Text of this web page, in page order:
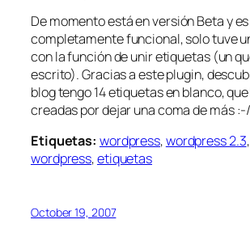
De momento está en versión Beta y
completamente funcional, solo tuve
con la función de unir etiquetas (un
escrito). Gracias a este plugin,
blog tengo 14 etiquetas en blanco,
creadas por dejar una coma de más :-/
Etiquetas: wordpress,wordpress 2.3,
wordpress,etiquetas
October 19, 2007